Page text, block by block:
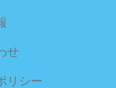
せ
リシー